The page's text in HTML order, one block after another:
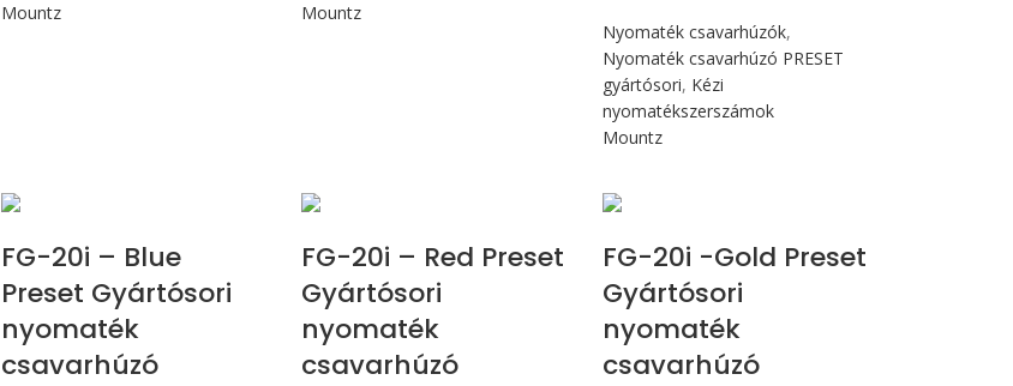
Mountz
Mountz
Nyomaték csavarhúzók,
Nyomaték csavarhúzó PRESET
gyártósori, Kézi
nyomatékszerszámok
Mountz
FG-20i – Blue
Preset Gyártósori
nyomaték
csavarhúzó
FG-20i – Red Preset
Gyártósori
nyomaték
csavarhúzó
FG-20i -Gold Preset
Gyártósori
nyomaték
csavarhúzó